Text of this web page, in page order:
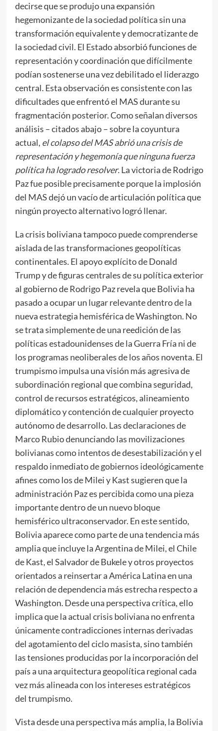
decirse que se produjo una expansión
hegemonizante de la sociedad política sin una
transformación equivalente y democratizante de
la sociedad civil. El Estado absorbió funciones de
representación y coordinación que difícilmente
podían sostenerse una vez debilitado el liderazgo
central. Esta observación es consistente con las
dificultades que enfrentó el MAS durante su
fragmentación posterior. Como señalan diversos
análisis – citados abajo – sobre la coyuntura
actual, el colapso del MAS abrió una crisis de
representación y hegemonía que ninguna fuerza
política ha logrado resolver. La victoria de Rodrigo
Paz fue posible precisamente porque la implosión
del MAS dejó un vacío de articulación política que
ningún proyecto alternativo logró llenar.
La crisis boliviana tampoco puede comprenderse
aislada de las transformaciones geopolíticas
continentales. El apoyo explícito de Donald
Trump y de figuras centrales de su política exterior
al gobierno de Rodrigo Paz revela que Bolivia ha
pasado a ocupar un lugar relevante dentro de la
nueva estrategia hemisférica de Washington. No
se trata simplemente de una reedición de las
políticas estadounidenses de la Guerra Fría ni de
los programas neoliberales de los años noventa. El
trumpismo impulsa una visión más agresiva de
subordinación regional que combina seguridad,
control de recursos estratégicos, alineamiento
diplomático y contención de cualquier proyecto
autónomo de desarrollo. Las declaraciones de
Marco Rubio denunciando las movilizaciones
bolivianas como intentos de desestabilización y el
respaldo inmediato de gobiernos ideológicamente
afines como los de Milei y Kast sugieren que la
administración Paz es percibida como una pieza
importante dentro de un nuevo bloque
hemisférico ultraconservador. En este sentido,
Bolivia aparece como parte de una tendencia más
amplia que incluye la Argentina de Milei, el Chile
de Kast, el Salvador de Bukele y otros proyectos
orientados a reinsertar a América Latina en una
relación de dependencia más estrecha respecto a
Washington. Desde una perspectiva crítica, ello
implica que la actual crisis boliviana no enfrenta
únicamente contradicciones internas derivadas
del agotamiento del ciclo masista, sino también
las tensiones producidas por la incorporación del
país a una arquitectura geopolítica regional cada
vez más alineada con los intereses estratégicos
del trumpismo.
Vista desde una perspectiva más amplia, la Bolivia